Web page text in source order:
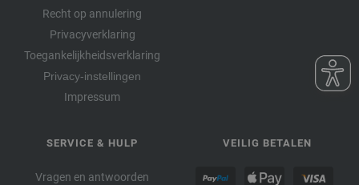
Recht op annulering
Privacyverklaring
Toegankelijkheidsverklaring
Privacy-instellingen
Impressum
SERVICE & HULP
Vragen en antwoorden
VEILIG BETALEN